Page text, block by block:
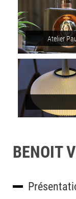
Atelier
BENOIT